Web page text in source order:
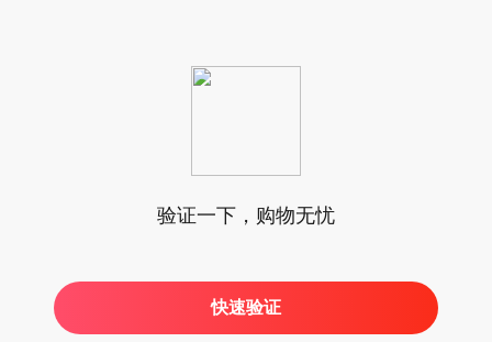
验证一下，购物无忧
快速验证